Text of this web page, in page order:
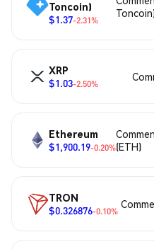
Toncoin)
$1.37-2.31%
XRP
$1.03-2.50%
Ethereum
$1,900.19-0.20%(ETH)
TRON
$0.326876-0.10%